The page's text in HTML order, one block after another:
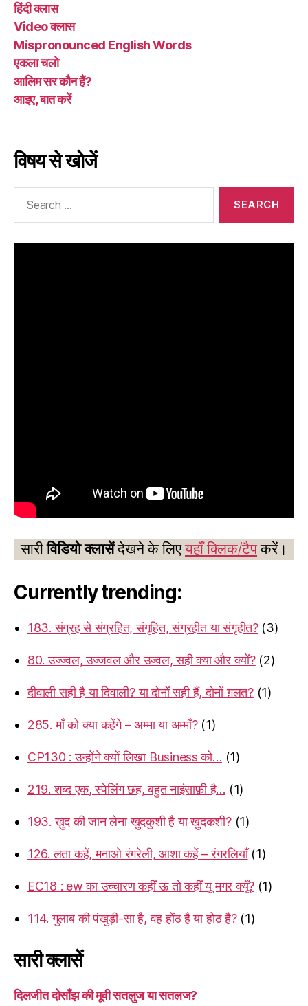
हिंदी क्लास
Video क्लास
Mispronounced English Words
एकला चलो
आलिम सर कौन हैं?
आइए, बात करें
विषय से खोजें
सारीविडियो क्लासेंदेखने के लिएयहाँ क्लिक/टैपकरें।
Currently trending:
183. संग्रह से संग्रहित, संगृहित, संग्रहीत या संगृहीत? (3)
80. उज्ज्वल, उज्जवल और उज्वल, सही क्या और क्यों? (2)
दीवाली सही है या दिवाली? या दोनों सही हैं, दोनों ग़लत? (1)
285. माँ को क्या कहेंगे – अम्मा या अम्माँ? (1)
CP130 : उन्होंने क्यों लिखा Business को… (1)
219. शब्द एक, स्पेलिंग छह, बहुत नाइंसाफ़ी है… (1)
193. ख़ुद की जान लेना ख़ुदकुशी है या ख़ुदकशी? (1)
126. लता कहें, मनाओ रंगरेली, आशा कहें – रंगरलियाँ (1)
EC18 : ew का उच्चारण कहीं ऊ तो कहीं यू मगर क्यूँ? (1)
114. गुलाब की पंखुड़ी-सा है, वह होंठ है या होठ है? (1)
सारी क्लासें
दिलजीत दोसाँझ की मूवी सतलुज या सतलज?